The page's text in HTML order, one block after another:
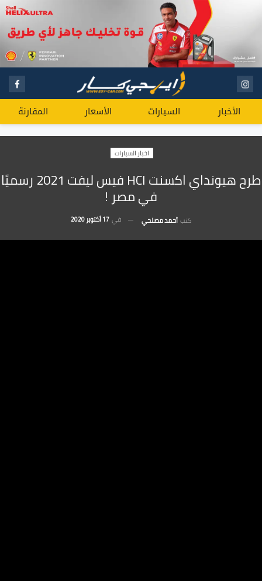
الأخبار السيارات الأسعار المقارنة
اخبار السيارات
طرح هيونداي اكسنت HCI فيس ليفت 2021 رسميًا
في مصر !
كتب أحمد مصلحي في 17 أكتوبر 2020